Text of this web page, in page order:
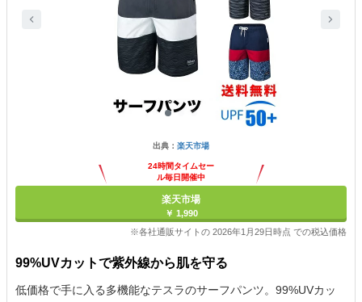
出典： 楽天市場
24時間タイムセー
ル毎日開催中
楽天市場
￥ 1,990
※各社通販サイトの 2026年1月29日時点 での税込価格
99%UVカットで紫外線から肌を守る
低価格で手に入る多機能なテスラのサーフパンツ。99%UVカッ